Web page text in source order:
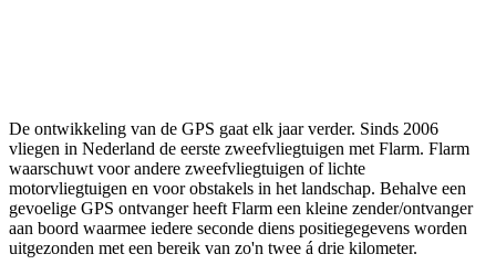
De ontwikkeling van de GPS gaat elk jaar verder. Sinds 2006
vliegen in Nederland de eerste zweefvliegtuigen met Flarm. Flarm
waarschuwt voor andere zweefvliegtuigen of lichte
motorvliegtuigen en voor obstakels in het landschap. Behalve een
gevoelige GPS ontvanger heeft Flarm een kleine zender/ontvanger
aan boord waarmee iedere seconde diens positiegegevens worden
uitgezonden met een bereik van zo'n twee á drie kilometer.